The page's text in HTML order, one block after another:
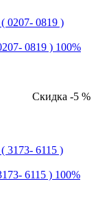
0819 ) 100%
Скидка -5 %
6115 ) 100%